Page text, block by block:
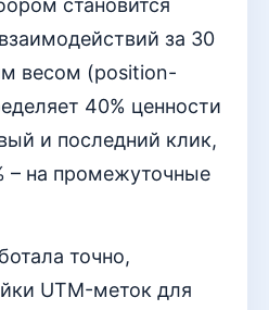
за 30
весом (position-
40% ценности
и последний клик,
– на промежуточные
точно,
UTM-меток для